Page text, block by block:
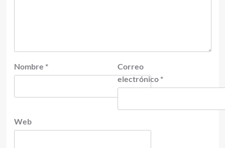
Nombre *
Correo
electrónico *
Web